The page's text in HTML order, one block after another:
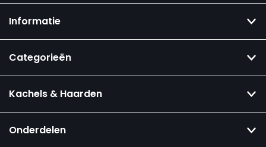
Informatie
Categorieën
Kachels & Haarden
Onderdelen